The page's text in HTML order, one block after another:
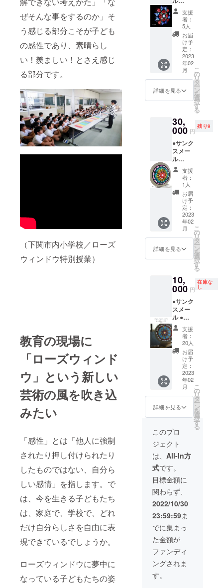
ぜそんな事をするのか」そ
う感じる部分こそが子ども
の感性であり、素晴らし
い！羨ましい！とさえ感じ
る部分です。
（下関市内小学校／ローズ
ウィンドウ特別授業）
教育の現場に
「ローズウィンド
ウ」という新しい
芸術の風を吹き込
みたい
「感性」とは「他人に強制
されたり押し付けられたり
したものではない、自分ら
しい感情」を指します。で
は、今を生きる子どもたち
は、家庭で、学校で、どれ
だけ自分らしさを自由に表
現できているでしょうか。
ローズウィンドウに夢中に
なっている子どもたちの姿
加の時
間を①
～④で
お選び
くださ
い。
（別途
メール
にて個
別対
応） ※
所要時
半程
度。(完
ら終了)
※会場ま
での交
通費は
ご負担
くださ
い。 ※
車でお
越しの
方は、
会場専
用駐車
は、近
隣の駐
くださ
い。
（下関
駅隣接
の
「シー
モー
ル」立
体駐車
場が便
利で
す。）
●会場●
下関市
民会館/
〒750-
0025 山
関市竹
崎町 4
丁目 5
番 1 号
TEL：
083-
231-
6401
●「アー
ティス
トにお
任せ」
ＲＷ作
品１
点 ア
クリル
フレー
ム台付
き ※作
品サイ
ズ中
18㎝）
※アクリ
ルフ
レーム
角
（縦・
横25
㎝）
●2022
「ロー
ズウィ
ンドウ
下関
展」パ
ンフ
レット
×1冊 ●
セージ
カード
×1枚 ※
商品発
送/2023
年2月中
(予定)。
※作品デ
ザイン/
アー
ティス
トにお
任せ。
支援
者：
5人
お届
け予
定：
2023
年02
月
詳細を見る
こ
の
リ
タ
ー
ン
を
選
択
す
る
30,
000 円
残り9
●サンク
スメー
ル
●「ディ
ーパ
～」ア
クリル
フレー
ム台付
き ※作
品サイ
ズ大
（内径
23㎝）
※アクリ
ルフ
角
（縦・
横30
㎝）
●2022
「ロー
ズウィ
ンドウ
下関
展」パ
ンフ
レット
×1冊 ●
下関展
記念
メッ
セージ
商品発
送/2023
年2月中
(予定)。
支援
者：
1人
お届
け予
定：
2023
年02
月
詳細を見る
こ
の
リ
タ
ー
ン
を
選
択
す
る
10,
000 円
在庫な
し
●サンク
スメー
ル ●Ｒ
Ｗ書籍
(中山真
季サイ
ン入り)
河出書
房新社
●ＲＷ制
作キッ
（キッ
ト内
容）材
料/２作
品分、
図案 ２
枚、枠
（中サ
イズ）
２組、
ローズ
ウィン
ドウ用
紙 11
枚、プ
ラ板 2
枚
●2022
年
「ロー
ズウィ
ンドウ
支援
者：
20人
お届
け予
定：
2023
年02
月
詳細を見る
こ
の
リ
タ
ー
ン
を
選
択
す
る
このプロ
ジェクト
は、 All-In方
式です。
目標金額に
関わらず、
2022/10/30
23:59:59ま
でに集まっ
た金額が
ファンディ
ングされま
す。